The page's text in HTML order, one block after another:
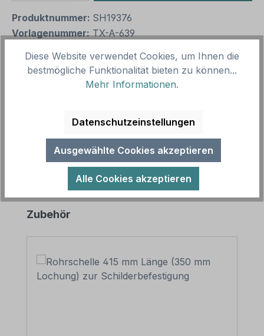
Produktnummer: SH19376
Vorlagenummer: TX-A-639
Beschreibung
bedarfsbezogene Beschilder…Mehr
Produktgalerie überspringen
Zubehör
Diese Website verwendet Cookies, um Ihnen die
bestmögliche Funktionalität bieten zu können...
Mehr Informationen.
Datenschutzeinstellungen
Ausgewählte Cookies akzeptieren
Alle Cookies akzeptieren